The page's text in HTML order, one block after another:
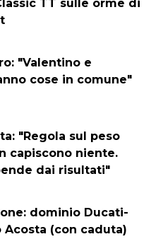
TT sulle orme di
"Valentino e
cose in comune"
"Regola sul peso
capiscono niente.
dai risultati"
dominio Ducati-
Acosta (con caduta)